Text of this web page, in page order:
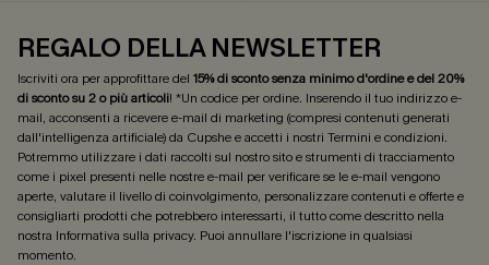
REGALO DELLA NEWSLETTER
Iscriviti ora per approfittare del 15% di sconto senza minimo d'ordine e del 20%
di sconto su 2 o più articoli! *Un codice per ordine. Inserendo il tuo indirizzo e-
mail, acconsenti a ricevere e-mail di marketing (compresi contenuti generati
dall'intelligenza artificiale) da Cupshe e accetti i nostri Termini e condizioni.
Potremmo utilizzare i dati raccolti sul nostro sito e strumenti di tracciamento
come i pixel presenti nelle nostre e-mail per verificare se le e-mail vengono
aperte, valutare il livello di coinvolgimento, personalizzare contenuti e offerte e
consigliarti prodotti che potrebbero interessarti, il tutto come descritto nella
nostra Informativa sulla privacy. Puoi annullare l'iscrizione in qualsiasi
momento.